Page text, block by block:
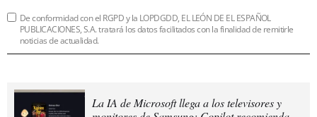
De conformidad con el RGPD y la LOPDGDD, EL LEÓN DE EL ESPAÑOL
PUBLICACIONES, S.A. tratará los datos facilitados con la finalidad de remitirle
noticias de actualidad.
La IA de Microsoft llega a los televisores y